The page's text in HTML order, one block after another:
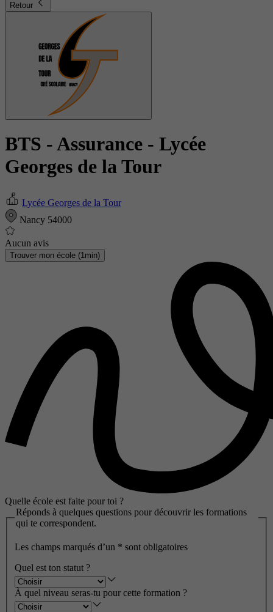
Retour
BTS - Assurance - Lycée
Georges de la Tour
Lycée Georges de la Tour
Nancy 54000
Aucun avis
Trouver mon école (1min)
Quelle école est faite pour toi ?
Réponds à quelques questions pour découvrir les formations
qui te correspondent.
Les champs marqués d’un * sont obligatoires
Quel est ton statut ?
À quel niveau seras-tu pour cette formation ?